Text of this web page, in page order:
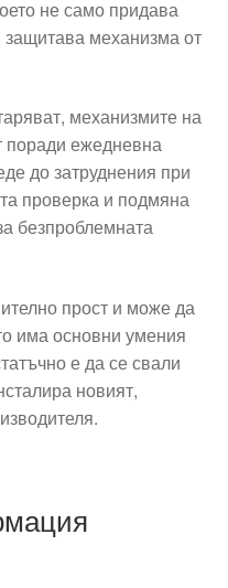
не само придава
защитава механизма от
механизмите на
поради ежедневна
до затруднения при
проверка и подмяна
безпроблемната
прост и може да
има основни умения
е да се свали
новият,